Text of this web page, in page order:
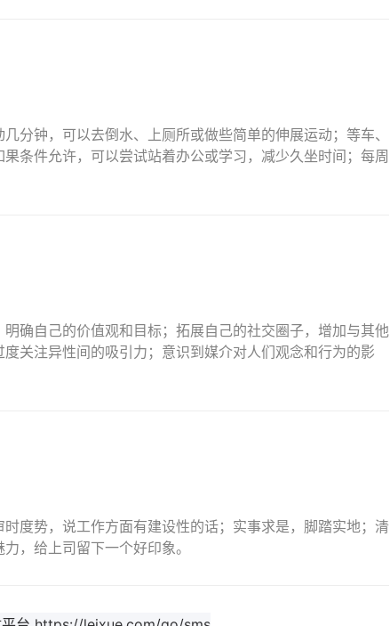
分钟，可以去倒水、上厕所或做些简单的伸展运动；等车、
条件允许，可以尝试站着办公或学习，减少久坐时间；每周
确自己的价值观和目标；拓展自己的社交圈子，增加与其他
关注异性间的吸引力；意识到媒介对人们观念和行为的影
度势，说工作方面有建设性的话；实事求是，脚踏实地；清
，给上司留下一个好印象。